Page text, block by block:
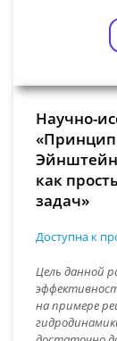
Научно-
«Принцип
как
задач»
Доступна к
Цель данной
на примере